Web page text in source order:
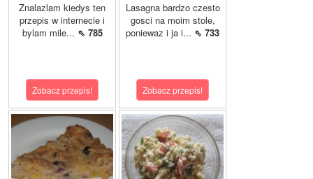
Znalazlam kiedys ten
przepis w internecie i
bylam mile... ⇖ 785
Zobacz przepis!
Lasagna bardzo czesto
gosci na moim stole,
poniewaz i ja i... ⇖ 733
Zobacz przepis!